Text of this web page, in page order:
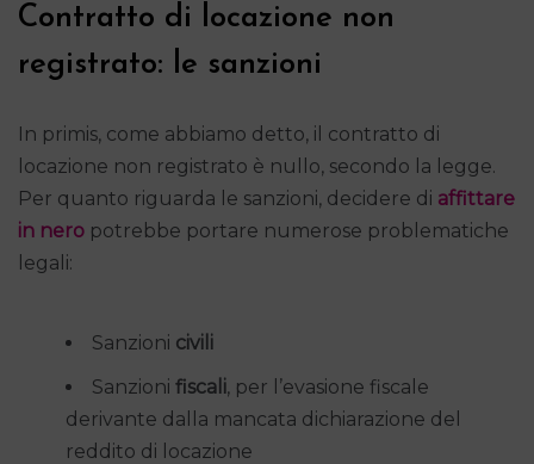
Contratto di locazione non
registrato: le sanzioni
In primis, come abbiamo detto, il contratto di
locazione non registrato è nullo, secondo la legge.
Per quanto riguarda le sanzioni, decidere di affittare
in nero potrebbe portare numerose problematiche
legali:
Sanzioni civili
Sanzioni fiscali, per l’evasione fiscale
derivante dalla mancata dichiarazione del
reddito di locazione